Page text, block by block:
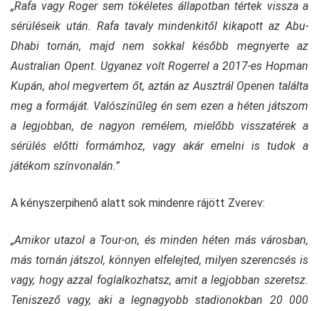
„Rafa vagy Roger sem tökéletes állapotban tértek vissza a
sérüléseik után. Rafa tavaly mindenkitől kikapott az Abu-
Dhabi tornán, majd nem sokkal később megnyerte az
Australian Opent. Ugyanez volt Rogerrel a 2017-es Hopman
Kupán, ahol megvertem őt, aztán az Ausztrál Openen találta
meg a formáját. Valószínűleg én sem ezen a héten játszom
a legjobban, de nagyon remélem, mielőbb visszatérek a
sérülés előtti formámhoz, vagy akár emelni is tudok a
játékom színvonalán.”
A kényszerpihenő alatt sok mindenre rájött Zverev:
„Amikor utazol a Tour-on, és minden héten más városban,
más tornán játszol, könnyen elfelejted, milyen szerencsés is
vagy, hogy azzal foglalkozhatsz, amit a legjobban szeretsz.
Teniszező vagy, aki a legnagyobb stadionokban 20 000